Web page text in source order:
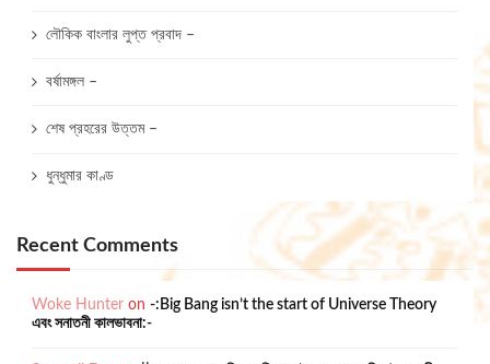
লৌকিক বাংলার লুপ্ত প্রবাদ –
বর্ষামঙ্গল –
শেষ প্রহরের উত্তম –
ধুন্ধুমার কাণ্ড
Recent Comments
Woke Hunter on -:Big Bang isn’t the start of Universe Theory
এবং সনাতনী কালভাবনা:-